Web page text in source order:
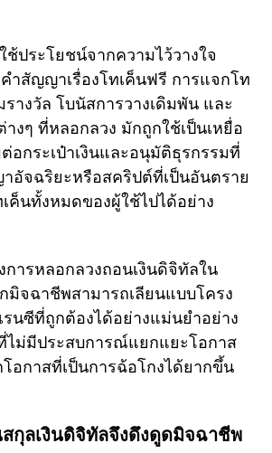
ช้ประโยชน์จากความไว้วางใจ
ำสัญญาเรื่องโทเค็นฟรี การแจกโท
างวัล โบนัสการวางเดิมพัน และ
างๆ ที่หลอกลวง มักถูกใช้เป็นเหยื่อ
อกระเป๋าเงินและอนุมัติธุรกรรมที่
อัจฉริยะหรือสคริปต์ที่เป็นอันตราย
ค็นทั้งหมดของผู้ใช้ไปได้อย่าง
ารหลอกลวงถอนเงินดิจิทัลใน
มิจฉาชีพสามารถเลียนแบบโครง
รนซีที่ถูกต้องได้อย่างแม่นยำอย่าง
ไม่มีประสบการณ์แยกแยะโอกาส
อกาสที่เป็นการฉ้อโกงได้ยากขึ้น
กุลเงินดิจิทัลจึงดึงดูดมิจฉาชีพ